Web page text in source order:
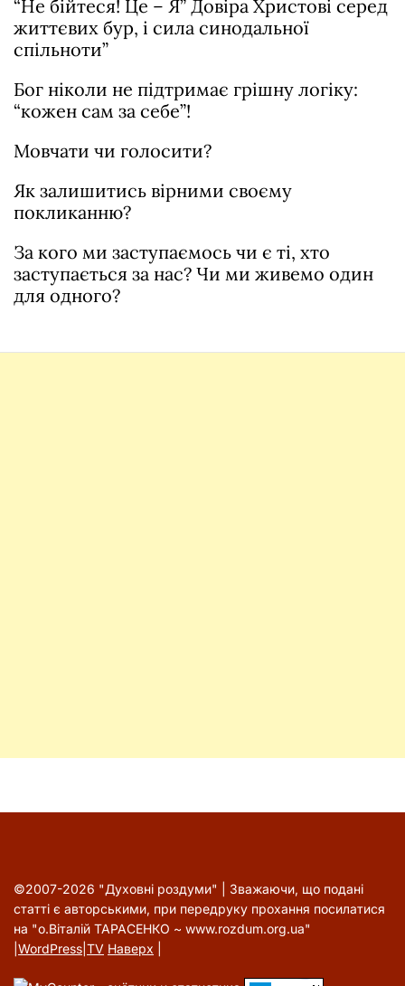
“Не бійтеся! Це – Я” Довіра Христові серед
життєвих бур, і сила синодальної
спільноти”
Бог ніколи не підтримає грішну логіку:
“кожен сам за себе”!
Мовчати чи голосити?
Як залишитись вірними своєму
покликанню?
За кого ми заступаємось чи є ті, хто
заступається за нас? Чи ми живемо один
для одного?
©2007-2026 "Духовні роздуми" | Зважаючи, що подані
статті є авторськими, при передруку прохання посилатися
на "о.Віталій ТАРАСЕНКО ~ www.rozdum.org.ua"
WordPress TV Наверх